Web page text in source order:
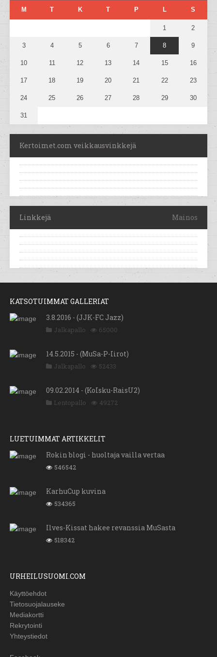
M T K T P L S
1 2
3 4 5 6 7 8 9
10 11 12 13 14 15 16
17 18 19 20 21 22 23
24 25 26 27 28 29 30
31
Kertoimet.com veikkausvinkkejä
Linkkejä Mainos
KATSOTUIMMAT GALLERIAT
3.8.2016 - (JJK-FC Jazz)
Jalkapallo 65000
14.5.2015 - (MuSa-P-Iirot)
Jalkapallo 52433
09.02.2014 - (KoIsku-RaisU2)
Lentopallo 49272
LUETUIMMAT ARTIKKELIT
Rokin blogi - huoltaja vailla vertaa
546542
KarhuCup kuvina
534365
Ilves-Kissat hakee revanssia MuSasta
518342
URHEILUSUOMI.COM
Käyttöehdot
Tietosuojalauseke
Mediakortti
Rekrytointi
Yhteystiedot